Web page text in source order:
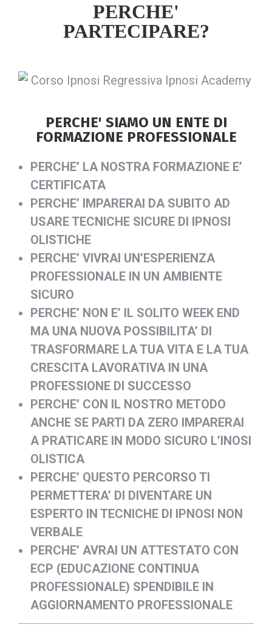
PERCHE'
PARTECIPARE?
PERCHE' SIAMO UN ENTE DI
FORMAZIONE PROFESSIONALE
PERCHE’ LA NOSTRA FORMAZIONE E’
CERTIFICATA
PERCHE’ IMPARERAI DA SUBITO AD
USARE TECNICHE SICURE DI IPNOSI
OLISTICHE
PERCHE’ VIVRAI UN’ESPERIENZA
PROFESSIONALE IN UN AMBIENTE
SICURO
PERCHE’ NON E’ IL SOLITO WEEK END
MA UNA NUOVA POSSIBILITA’ DI
TRASFORMARE LA TUA VITA E LA TUA
CRESCITA LAVORATIVA IN UNA
PROFESSIONE DI SUCCESSO
PERCHE’ CON IL NOSTRO METODO
ANCHE SE PARTI DA ZERO IMPARERAI
A PRATICARE IN MODO SICURO L’INOSI
OLISTICA
PERCHE’ QUESTO PERCORSO TI
PERMETTERA’ DI DIVENTARE UN
ESPERTO IN TECNICHE DI IPNOSI NON
VERBALE
PERCHE’ AVRAI UN ATTESTATO CON
ECP (EDUCAZIONE CONTINUA
PROFESSIONALE) SPENDIBILE IN
AGGIORNAMENTO PROFESSIONALE